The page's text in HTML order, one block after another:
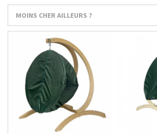
MOINS CHER AILLEURS ?